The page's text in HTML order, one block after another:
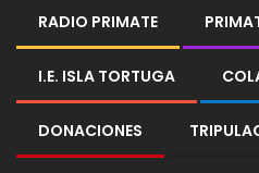
RADIO PRIMATE
I.E. ISLA TORTUGA
DONACIONES